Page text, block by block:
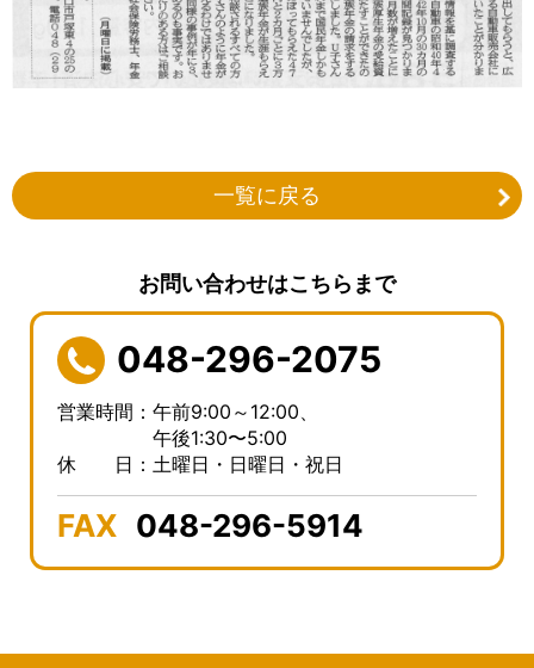
一覧に戻る
お問い合わせはこちらまで
048-296-2075
営業時間：午前9:00～12:00、
午後1:30〜5:00
休 日：土曜日・日曜日・祝日
FAX 048-296-5914